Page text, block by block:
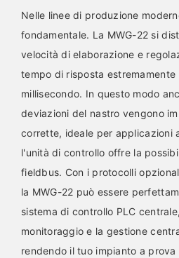
Nelle linee di produzione
fondamentale. La MWG-22 si
velocità di elaborazione e
tempo di risposta estremamente
millisecondo. In questo modo
deviazioni del nastro vengono
corrette, ideale per applicazioni
l'unità di controllo offre la
fieldbus. Con i protocolli
la MWG-22 può essere
sistema di controllo PLC
monitoraggio e la gestione
rendendo il tuo impianto a prova